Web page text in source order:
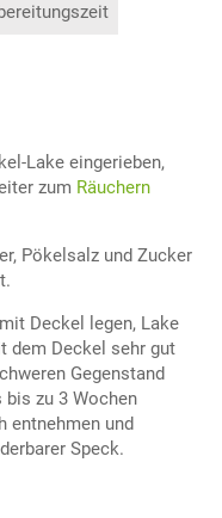
Lake eingerieben,
zum Räuchern
Pökelsalz und Zucker
Deckel legen, Lake
dem Deckel sehr gut
Gegenstand
bis zu 3 Wochen
entnehmen und
Speck.